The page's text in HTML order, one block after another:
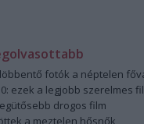
fotók a néptelen
ezek a legjobb szerelmes
drogos film
a meztelen hősnők